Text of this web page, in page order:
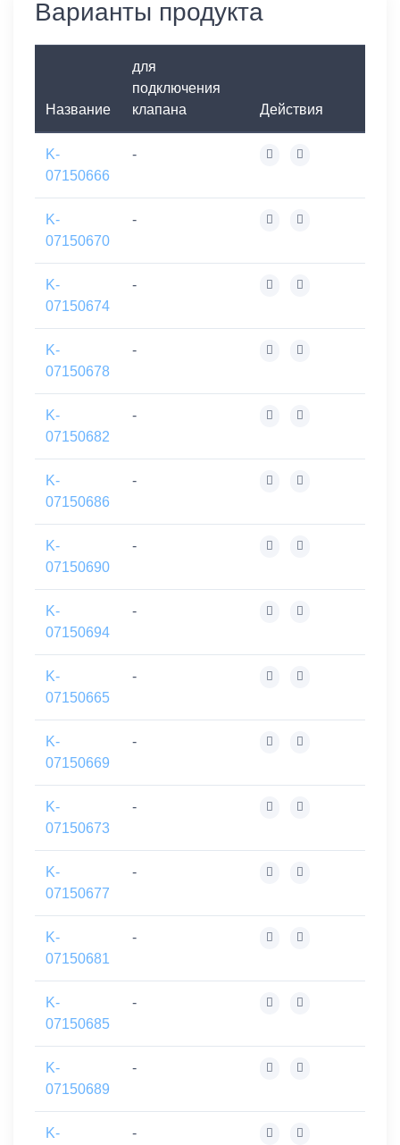
Варианты продукта
Название
для
подключения
клапана
Действия
K-
07150666
-
K-
07150670
-
K-
07150674
-
K-
07150678
-
K-
07150682
-
K-
07150686
-
K-
07150690
-
K-
07150694
-
K-
07150665
-
K-
07150669
-
K-
07150673
-
K-
07150677
-
K-
07150681
-
K-
07150685
-
K-
07150689
-
K- -